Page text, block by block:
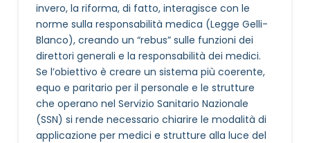
invero, la riforma, di fatto, interagisce con le
norme sulla responsabilità medica (Legge Gelli-
Blanco), creando un “rebus” sulle funzioni dei
direttori generali e la responsabilità dei medici.
Se l’obiettivo è creare un sistema più coerente,
equo e paritario per il personale e le strutture
che operano nel Servizio Sanitario Nazionale
(SSN) si rende necessario chiarire le modalità di
applicazione per medici e strutture alla luce del